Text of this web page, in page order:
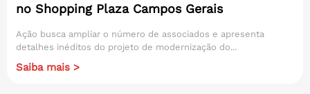
no Shopping Plaza Campos Gerais
Ação busca ampliar o número de associados e apresenta
detalhes inéditos do projeto de modernização do...
Saiba mais >